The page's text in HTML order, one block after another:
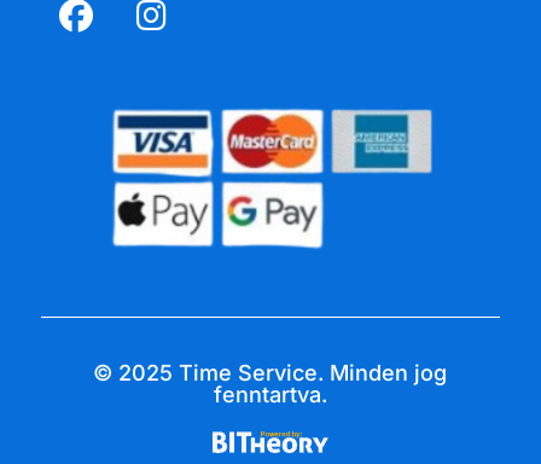
© 2025 Time Service. Minden jog
fenntartva.